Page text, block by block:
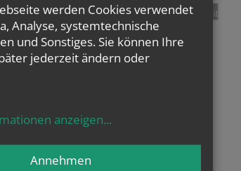
tweet pin it
werden Cookies verwendet
Analyse, systemtechnische
und Sonstiges. Sie können Ihre
jederzeit ändern oder
anzeigen...
Annehmen